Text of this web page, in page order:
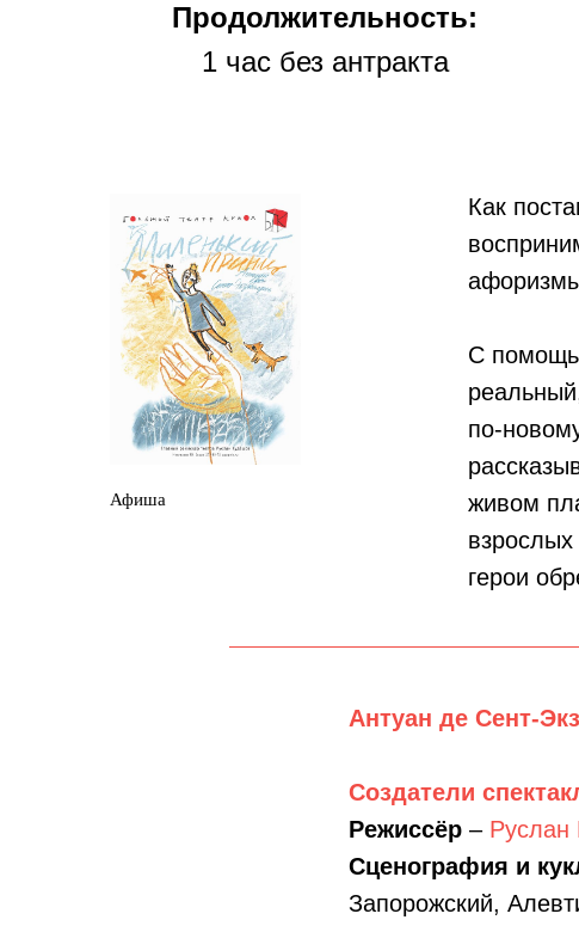
Продолжительность:
1 час без антракта
Афиша
Как
С
по-
живом
герои
Антуан де Сент-
Создатели
Режиссёр – Руслан
Сценография и
Запорожский,